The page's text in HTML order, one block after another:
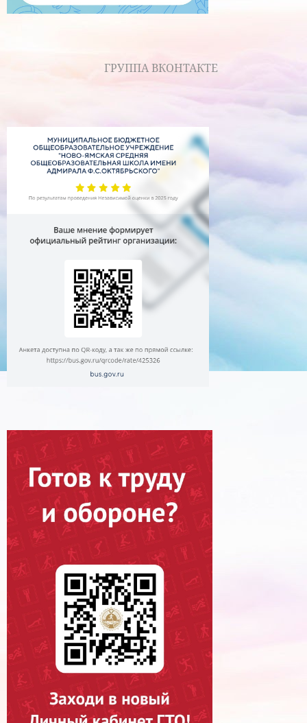
ГРУППА ВКОНТАКТЕ